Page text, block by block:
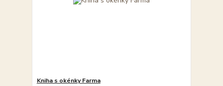
Kniha s okénky Farma